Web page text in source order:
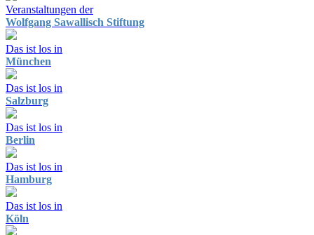
Veranstaltungen der
Wolfgang Sawallisch Stiftung
Das ist los in
München
Das ist los in
Salzburg
Das ist los in
Berlin
Das ist los in
Hamburg
Das ist los in
Köln